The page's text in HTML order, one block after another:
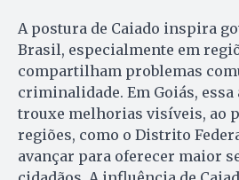
A postura de Caiado inspira
Brasil, especialmente em
compartilham problemas
criminalidade. Em Goiás, essa
trouxe melhorias visíveis, ao
regiões, como o Distrito
avançar para oferecer maior